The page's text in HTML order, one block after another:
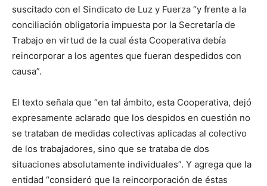
suscitado con el Sindicato de Luz y Fuerza “y frente a la
conciliación obligatoria impuesta por la Secretaría de
Trabajo en virtud de la cual ésta Cooperativa debía
reincorporar a los agentes que fueran despedidos con
causa”.
El texto señala que “en tal ámbito, esta Cooperativa, dejó
expresamente aclarado que los despidos en cuestión no
se trataban de medidas colectivas aplicadas al colectivo
de los trabajadores, sino que se trataba de dos
situaciones absolutamente individuales”. Y agrega que la
entidad “consideró que la reincorporación de éstas